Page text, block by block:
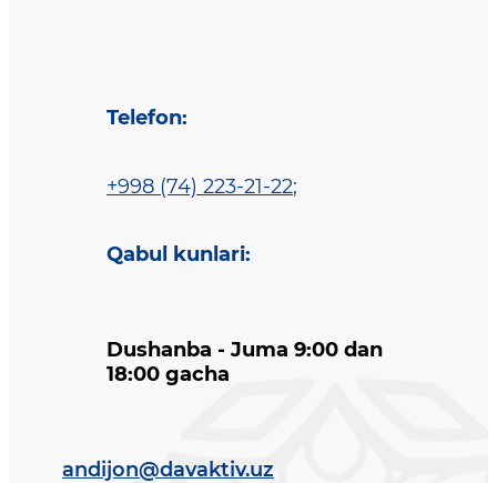
Telefon:
+998 (74) 223-21-22;
Qabul kunlari:
Dushanba - Juma 9:00 dan
18:00 gacha
andijon@davaktiv.uz